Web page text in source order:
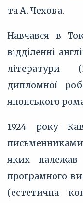
та А. Чехова.
Навчався в
відділенні
літератури
дипломної
японського
1924 року
яких належав
програмного
(естетична